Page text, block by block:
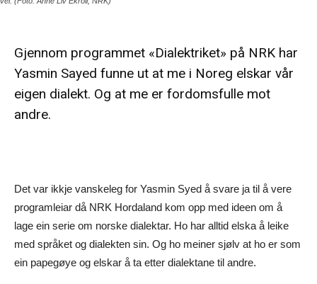
Gjennom programmet «Dialektriket» på NRK har
Yasmin Sayed funne ut at me i Noreg elskar vår
eigen dialekt. Og at me er fordomsfulle mot
andre.
Det var ikkje vanskeleg for Yasmin Syed å svare ja til å vere
programleiar då NRK Hordaland kom opp med ideen om å
lage ein serie om norske dialektar. Ho har alltid elska å leike
med språket og dialekten sin. Og ho meiner sjølv at ho er som
ein papegøye og elskar å ta etter dialektane til andre.